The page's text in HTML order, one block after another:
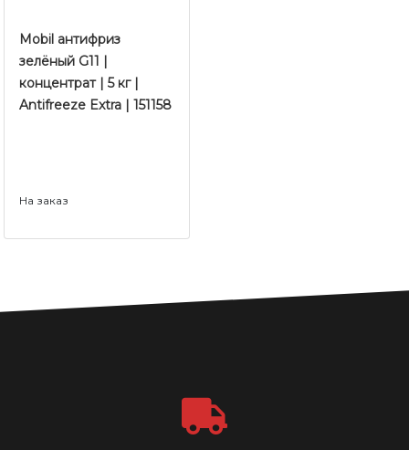
Mobil антифриз
зелёный G11 |
концентрат | 5 кг |
Antifreeze Extra | 151158
На заказ